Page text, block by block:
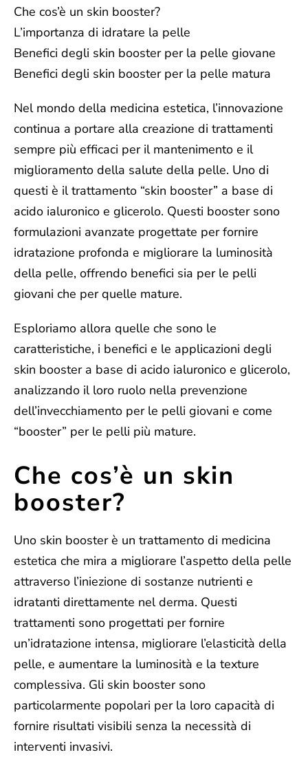
Che cos’è un skin booster?
L’importanza di idratare la pelle
Benefici degli skin booster per la pelle giovane
Benefici degli skin booster per la pelle matura
Nel mondo della medicina estetica, l’innovazione
continua a portare alla creazione di trattamenti
sempre più efficaci per il mantenimento e il
miglioramento della salute della pelle. Uno di
questi è il trattamento “skin booster” a base di
acido ialuronico e glicerolo. Questi booster sono
formulazioni avanzate progettate per fornire
idratazione profonda e migliorare la luminosità
della pelle, offrendo benefici sia per le pelli
giovani che per quelle mature.
Esploriamo allora quelle che sono le
caratteristiche, i benefici e le applicazioni degli
skin boostera base di acido ialuronico e glicerolo,
analizzando il loro ruolo nella prevenzione
dell’invecchiamento per le pelli giovani e come
“booster” per le pelli più mature.
Che cos’è un skin
booster?
Uno skin booster è un trattamento di medicina
estetica che mira a migliorare l’aspetto della pelle
attraverso l’iniezione di sostanze nutrienti e
idratanti direttamente nel derma. Questi
trattamenti sono progettati per fornire
un’idratazione intensa, migliorare l’elasticità della
pelle, e aumentare la luminosità e la texture
complessiva. Gli skin booster sono
particolarmente popolari per la loro capacità di
fornire risultati visibili senza la necessità di
interventi invasivi.